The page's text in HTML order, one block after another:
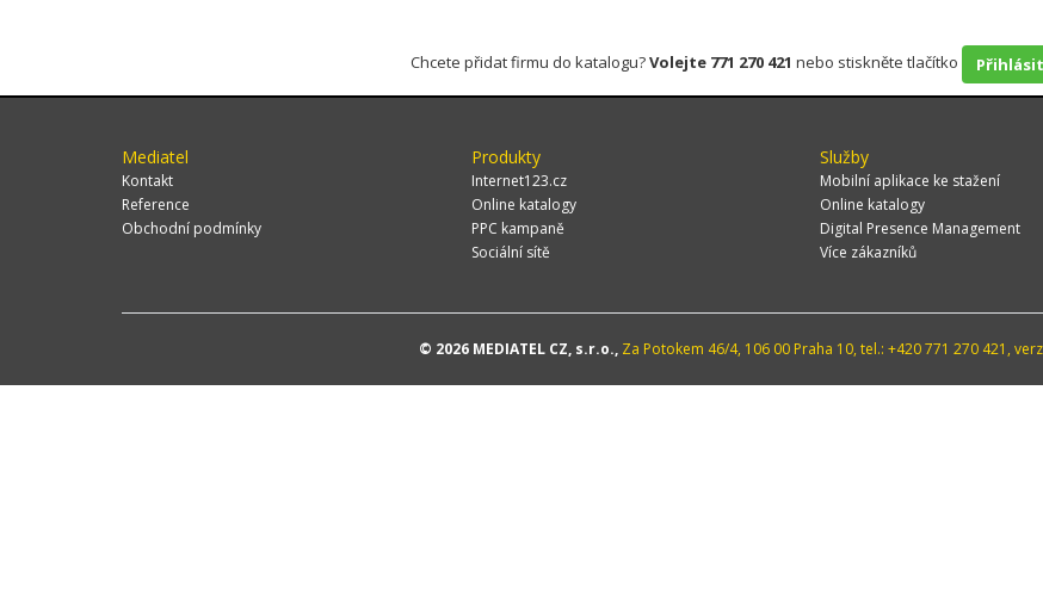
Chcete přidat firmu do katalogu?Volejte 771 270 421 nebo stiskněte tlačítko
Mediatel
Kontakt
Reference
Obchodní podmínky
Produkty
Internet123.cz
Online katalogy
PPC kampaně
Sociální sítě
Služby
Mobilní aplikace ke stažení
Online katalogy
Digital Presence Management
Více zákazníků
© 2026 MEDIATEL CZ, s.r.o.,Za Potokem 46/4, 106 00 Praha 10, tel.: +420 771 270 421,